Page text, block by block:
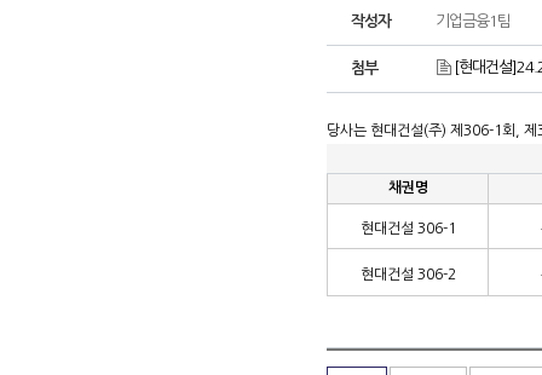
작성자 기업금융1팀
첨부 [현대건설
당사는 현대건설(주) 제 306-1 회 제
채권명
현대건설 306-1
현대건설 306-2